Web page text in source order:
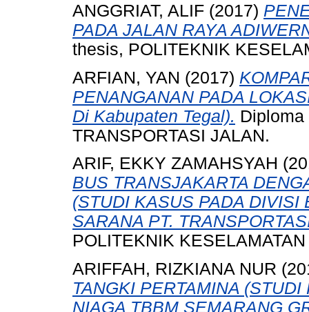
ANGGRIAT, ALIF (2017)
PADA JALAN RAYA
thesis, POLITEKNIK
ARFIAN, YAN (2017)
PENANGANAN PADA
Di Kabupaten Tegal).
TRANSPORTASI JALAN.
ARIF, EKKY ZAMAHSYAH
BUS TRANSJAKARTA
(STUDI KASUS PADA
SARANA PT.
POLITEKNIK
ARIFFAH, RIZKIANA NUR
TANGKI PERTAMINA
NIAGA TBBM SEMARANG